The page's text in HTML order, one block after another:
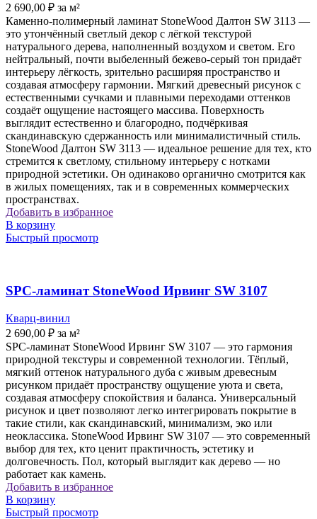
2 690,00 ₽ за м²
Каменно-полимерный ламинат StoneWood Далтон SW 3113 —
это утончённый светлый декор с лёгкой текстурой
натурального дерева, наполненный воздухом и светом. Его
нейтральный, почти выбеленный бежево-серый тон придаёт
интерьеру лёгкость, зрительно расширяя пространство и
создавая атмосферу гармонии. Мягкий древесный рисунок с
естественными сучками и плавными переходами оттенков
создаёт ощущение настоящего массива. Поверхность
выглядит естественно и благородно, подчёркивая
скандинавскую сдержанность или минималистичный стиль.
StoneWood Далтон SW 3113 — идеальное решение для тех, кто
стремится к светлому, стильному интерьеру с нотками
природной эстетики. Он одинаково органично смотрится как
в жилых помещениях, так и в современных коммерческих
пространствах.
Добавить в избранное
В корзину
Быстрый просмотр
SPC-ламинат StoneWood Ирвинг SW 3107
Кварц-винил
2 690,00 ₽ за м²
SPC-ламинат StoneWood Ирвинг SW 3107 — это гармония
природной текстуры и современной технологии. Тёплый,
мягкий оттенок натурального дуба с живым древесным
рисунком придаёт пространству ощущение уюта и света,
создавая атмосферу спокойствия и баланса. Универсальный
рисунок и цвет позволяют легко интегрировать покрытие в
такие стили, как скандинавский, минимализм, эко или
неоклассика. StoneWood Ирвинг SW 3107 — это современный
выбор для тех, кто ценит практичность, эстетику и
долговечность. Пол, который выглядит как дерево — но
работает как камень.
Добавить в избранное
В корзину
Быстрый просмотр